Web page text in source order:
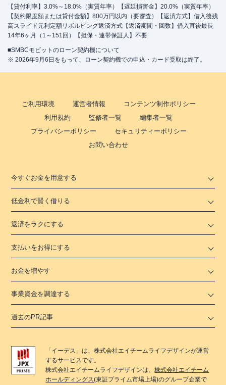
【貸付利率】3.0%～18.0%（実質年率）【遅延損害金】20.0%（実質年率）
【契約限度額または貸付金額】800万円以内（要審査）【返済方式】借入後残
高スライド元利定額リボルビング返済方式【返済期間・回数】借入直後最長
14年6ヶ月（1～151回）【担保・連帯保証人】不要
■SMBCモビットのローン契約機について
※ 2026年9月6日をもって、ローン契約機での申込・カード受取は終了。
ご利用環境 運営者情報
コンテンツ制作ポリシー
利用規約
監修者一覧
編集者一覧
プライバシーポリシー
セキュリティーポリシー
お問い合わせ
今すぐお金を用意する
低金利で賢く借りる
返済をラクにする
支払いをお得にする
お金を増やす
事業資金を調達する
過去のPR記事
「 イーデス 」は、株式会社エイチームライフデザインが運営
するサービスです。
株式会社エイチームライフデザインは、株式会社エイチーム
ホールディングス(東証プライム市場上場)のグループ企業で